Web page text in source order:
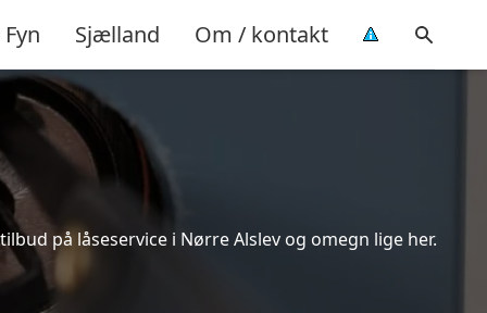
Fyn Sjælland Om / kontakt
på låseservice i Nørre Alslev og omegn lige her.